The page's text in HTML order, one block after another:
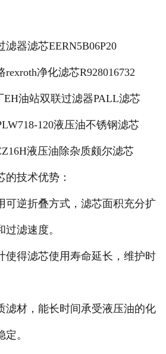
器滤芯EERN5B06P20
净化滤芯R928016732
EH油站双联过滤器PALL滤芯
120液压油不锈钢滤芯
液压油除杂质颇尔滤芯
技术优势：
可逆折叠方式，滤芯面积充分扩
滤速度。
使得滤芯使用寿命延长，维护时
滤材，能长时间承受液压油的化
。